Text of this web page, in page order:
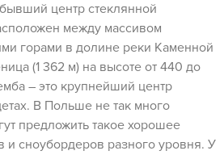
центр стеклянной
между массивом
горами в долине реки Каменной
(1 362 м) на высоте от 440 до
– это крупнейший центр
В Польше не так много
предложить такое хорошее
и сноубордеров разного уровня. У